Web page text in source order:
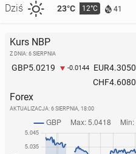
Dziś 23°C 12°C 41
Kurs NBP
Z DNIA: 6 SIERPNIA
GBP5.0219 -0.0144 EUR4.3050
CHF4.6080
Forex
AKTUALIZACJA: 6 SIERPNIA, 18:00